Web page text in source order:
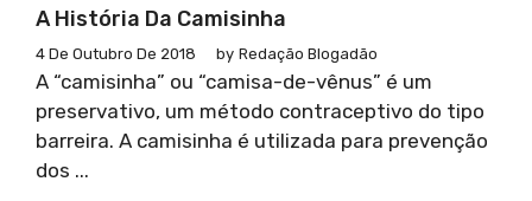
A História Da Camisinha
4 De Outubro De 2018 by Redação Blogadão
A “camisinha” ou “camisa-de-vênus” é um
preservativo, um método contraceptivo do tipo
barreira. A camisinha é utilizada para prevenção
dos ...